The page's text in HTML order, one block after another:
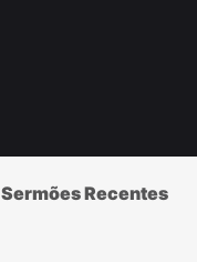
Sermões Recentes